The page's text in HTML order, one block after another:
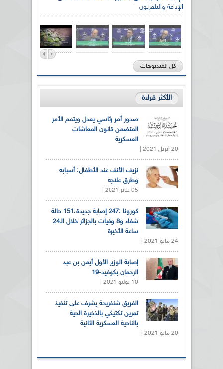
الإذاعة والتلفزيون
كل الفيديوهات
الأكثر قراءة
صدور أمر رئاسي يعدل ويتمم الأمر
المتضمن قانون المعاشات
العسكرية
20 أبريل 2021 |
نزيف الأنف عند الأطفال: أسبابه
وطرق علاجه
05 يناير 2021 |
كورونا :247 إصابة جديدة،151 حالة
شفاء و8 وفيات بالجزائر خلال الـ24
ساعة الأخيرة
24 مايو 2021 |
إصابة الوزير الأول أيمن بن عبد
الرحمان بكوفيد-19
10 يوليو 2021 |
الفريق شنقريحة يشرف على تنفيذ
تمرين تكتيكي بالذخيرة الحية
بالناحية العسكرية الثانية
20 مايو 2021 |